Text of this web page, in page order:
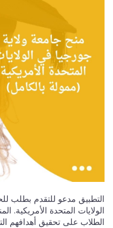
التطبيق مدعو للتقدم بطلب
الولايات المتحدة الأمريكية.
الطلاب على تحقيق أهدافهم